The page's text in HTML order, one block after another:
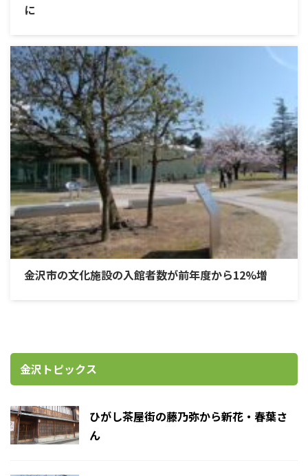
に
金沢市の文化施設の入館者数が前年度から12%増
金沢トピックス
ひがし茶屋街の藤乃弥から新花・春葉さ
ん